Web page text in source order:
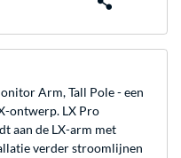
Arm, Tall Pole - een
ontwerp. LX Pro
aan de LX-arm met
verder stroomlijnen